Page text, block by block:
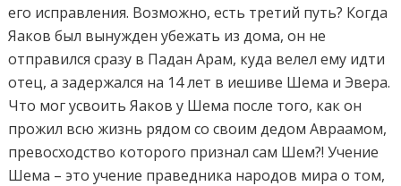
его исправления. Возможно, есть третий путь? Когда
Яаков был вынужден убежать из дома, он не
отправился сразу в Падан Арам, куда велел ему идти
отец, а задержался на 14 лет в иешиве Шема и Эвера.
Что мог усвоить Яаков у Шема после того, как он
прожил всю жизнь рядом со своим дедом Авраамом,
превосходство которого признал сам Шем?! Учение
Шема – это учение праведника народов мира о том,